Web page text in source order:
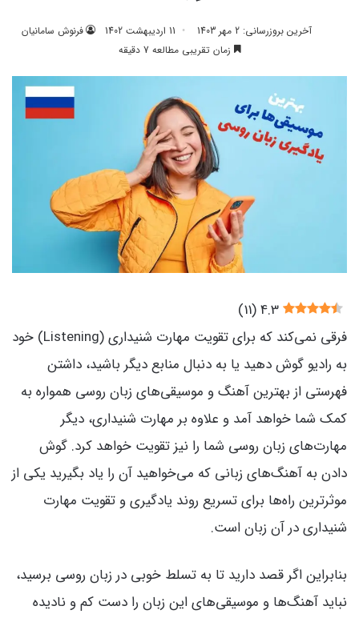
فرنوش سامانیان 11 اردیبهشت 1402
آخرین بروزرسانی: 2 مهر 1403
زمان تقریبی مطالعه 7 دقیقه
4.3
(
11
)
فرقی نمی‌کند که برای تقویت مهارت شنیداری (Listening) خود
به رادیو گوش دهید یا به دنبال منابع دیگر باشید، داشتن
فهرستی از بهترین آهنگ و موسیقی‌های زبان روسی همواره به
کمک شما خواهد آمد و علاوه بر مهارت شنیداری، دیگر
مهارت‌های زبان روسی شما را نیز تقویت خواهد کرد. گوش
دادن به آهنگ‌های زبانی که می‌خواهید آن را یاد بگیرید یکی از
موثرترین راه‌ها برای تسریع روند یادگیری و تقویت مهارت
شنیداری در آن زبان است.
بنابراین اگر قصد دارید تا به تسلط خوبی در زبان روسی برسید،
نباید آهنگ‌ها و موسیقی‌های این زبان را دست کم و نادیده